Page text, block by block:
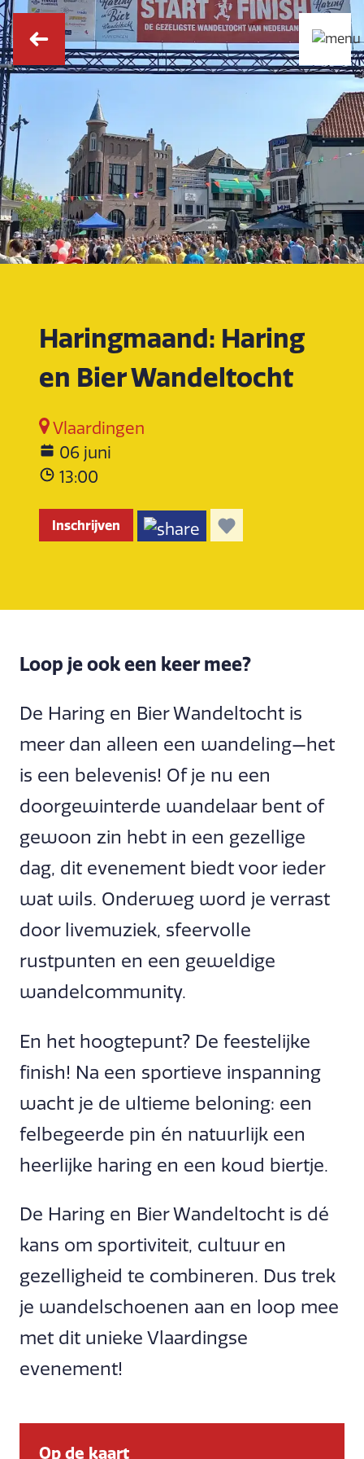
Haringmaand: Haring
en Bier Wandeltocht
Vlaardingen
06 juni
13:00
Inschrijven
Loop je ook een keer mee?
De Haring en Bier Wandeltocht is
meer dan alleen een wandeling—het
is een belevenis! Of je nu een
doorgewinterde wandelaar bent of
gewoon zin hebt in een gezellige
dag, dit evenement biedt voor ieder
wat wils. Onderweg word je verrast
door livemuziek, sfeervolle
rustpunten en een geweldige
wandelcommunity.
En het hoogtepunt? De feestelijke
finish! Na een sportieve inspanning
wacht je de ultieme beloning: een
felbegeerde pin én natuurlijk een
heerlijke haring en een koud biertje.
De Haring en Bier Wandeltocht is dé
kans om sportiviteit, cultuur en
gezelligheid te combineren. Dus trek
je wandelschoenen aan en loop mee
met dit unieke Vlaardingse
evenement!
Op de kaart